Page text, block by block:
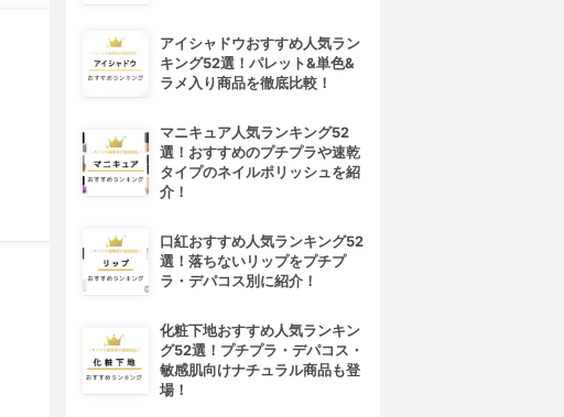
アイシャドウおすすめ人気ラン
キング52選！パレット&単色&
ラメ入り商品を徹底比較！
マニキュア人気ランキング52
選！おすすめのプチプラや速乾
タイプのネイルポリッシュを紹
介！
口紅おすすめ人気ランキング52
選！落ちないリップをプチプ
ラ・デパコス別に紹介！
化粧下地おすすめ人気ランキン
グ52選！プチプラ・デパコス・
敏感肌向けナチュラル商品も登
場！